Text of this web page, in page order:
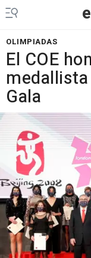
OLIMPIADAS
El COE
Gala